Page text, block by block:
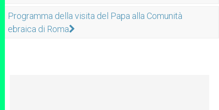
Programma della visita del Papa alla Comunità
ebraica di Roma